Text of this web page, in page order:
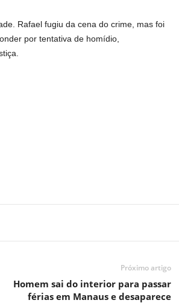
Rafael fugiu da cena do crime, mas foi
por tentativa de homídio,
Próximo artigo
Homem sai do interior para passar
férias em Manaus e desaparece